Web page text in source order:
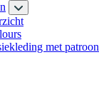
met patroon